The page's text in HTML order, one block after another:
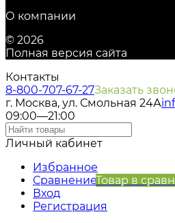
О компании
© 2026
Полная версия сайта
Контакты
8-800-707-67-27Заказать
г. Москва, ул. Смольная 24А
09:00—21:00
Личный кабинет
Избранное
СравнениеТовар в
Вход
Регистрация